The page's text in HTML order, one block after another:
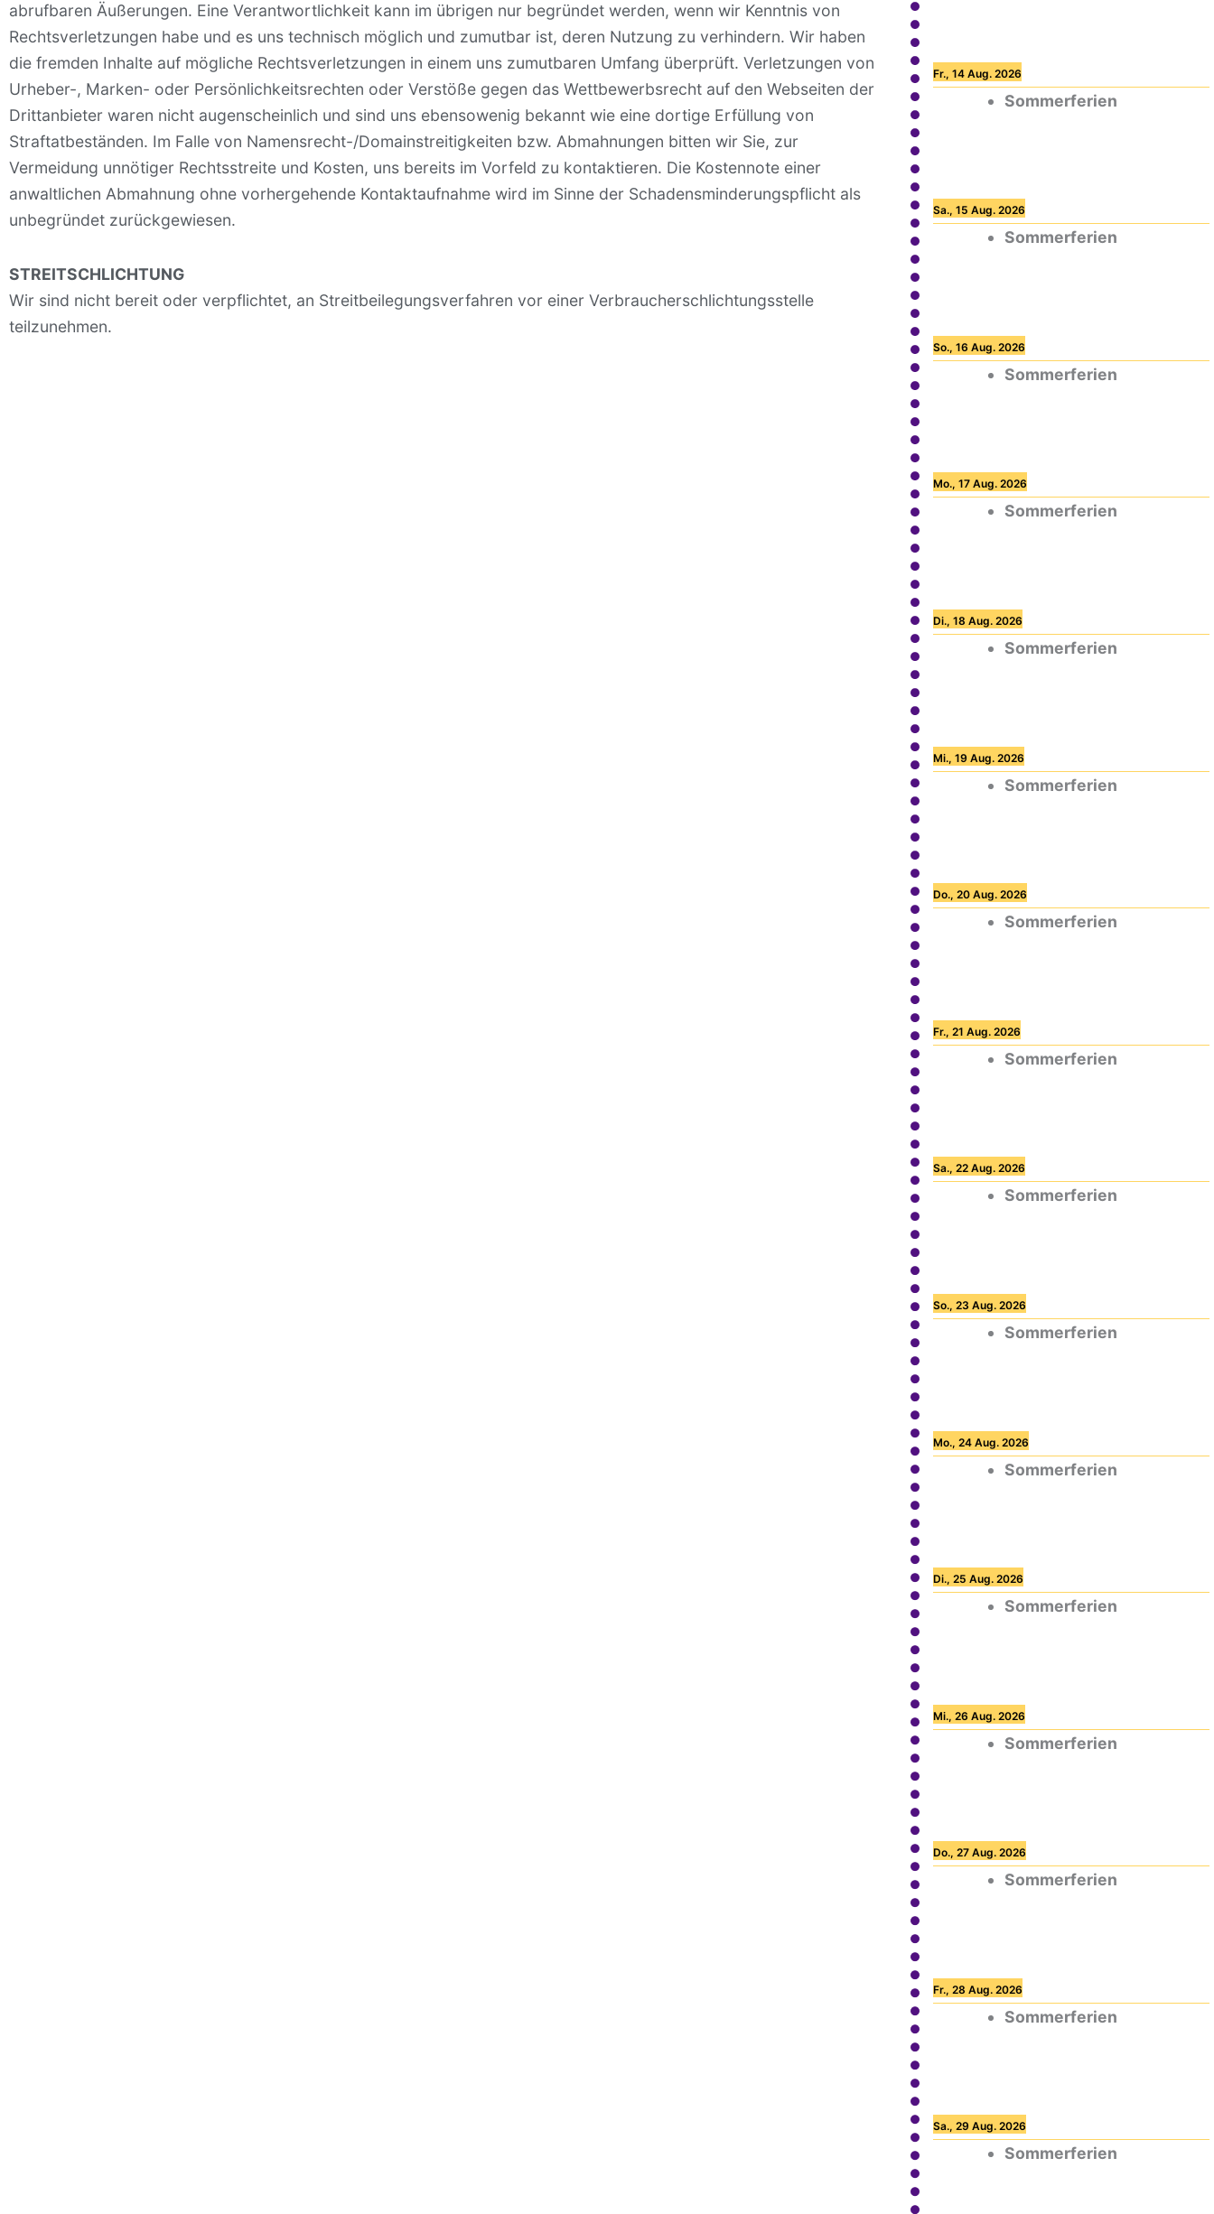
abrufbaren Äußerungen. Eine Verantwortlichkeit kann im übrigen nur begründet werden, wenn wir Kenntnis von
Rechtsverletzungen habe und es uns technisch möglich und zumutbar ist, deren Nutzung zu verhindern. Wir haben
die fremden Inhalte auf mögliche Rechtsverletzungen in einem uns zumutbaren Umfang überprüft. Verletzungen von
Urheber-, Marken- oder Persönlichkeitsrechten oder Verstöße gegen das Wettbewerbsrecht auf den Webseiten der
Drittanbieter waren nicht augenscheinlich und sind uns ebensowenig bekannt wie eine dortige Erfüllung von
Straftatbeständen. Im Falle von Namensrecht-/Domainstreitigkeiten bzw. Abmahnungen bitten wir Sie, zur
Vermeidung unnötiger Rechtsstreite und Kosten, uns bereits im Vorfeld zu kontaktieren. Die Kostennote einer
anwaltlichen Abmahnung ohne vorhergehende Kontaktaufnahme wird im Sinne der Schadensminderungspflicht als
unbegründet zurückgewiesen.
STREITSCHLICHTUNG
Wir sind nicht bereit oder verpflichtet, an Streitbeilegungsverfahren vor einer Verbraucherschlichtungsstelle
teilzunehmen.
Fr., 14 Aug. 2026
Sommerferien
Sa., 15 Aug. 2026
Sommerferien
So., 16 Aug. 2026
Sommerferien
Mo., 17 Aug. 2026
Sommerferien
Di., 18 Aug. 2026
Sommerferien
Mi., 19 Aug. 2026
Sommerferien
Do., 20 Aug. 2026
Sommerferien
Fr., 21 Aug. 2026
Sommerferien
Sa., 22 Aug. 2026
Sommerferien
So., 23 Aug. 2026
Sommerferien
Mo., 24 Aug. 2026
Sommerferien
Di., 25 Aug. 2026
Sommerferien
Mi., 26 Aug. 2026
Sommerferien
Do., 27 Aug. 2026
Sommerferien
Fr., 28 Aug. 2026
Sommerferien
Sa., 29 Aug. 2026
Sommerferien